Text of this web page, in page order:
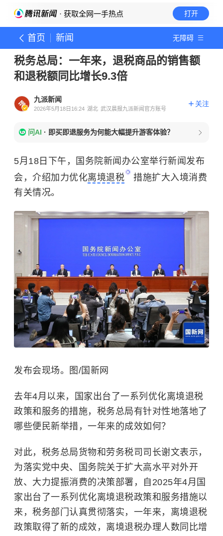
· 获取全网一手热点 打开
首页 新闻 无障碍
税务总局：一年来，退税商品的销售额
和退税额同比增长9.3倍
九派新闻
2026年5月18日16:24 湖北 武汉晨报九派新闻官方账号
关注
问AI · 即买即退服务为何能大幅提升游客体验？
5月18日下午，国务院新闻办公室举行新闻发布
会，介绍加力优化离境退税
措施扩大入境消费
有关情况。
发布会现场。图/国新网
去年4月以来，国家出台了一系列优化离境退税
政策和服务的措施，税务总局有针对性地落地了
哪些便民新举措，一年来的成效如何？
对此，税务总局货物和劳务税司司长谢文表示，
为落实党中央、国务院关于扩大高水平对外开
放、大力提振消费的决策部署，自2025年4月国
家出台了一系列优化离境退税政策和服务措施以
来，税务部门认真贯彻落实，一年来，离境退税
政策取得了新的成效，离境退税办理人数同比增